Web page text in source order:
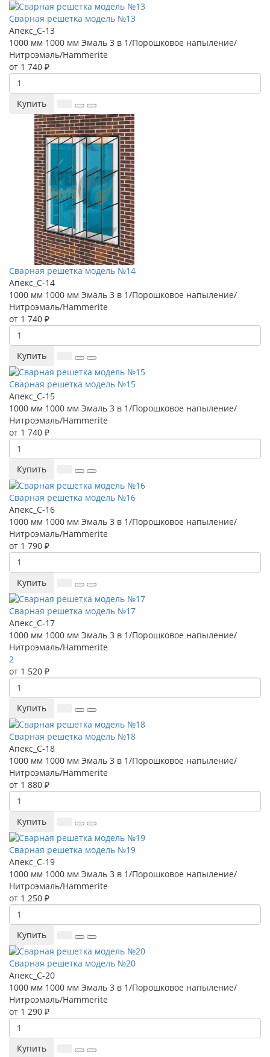
Сварная решетка модель №13
Апекс_С-13
1000 мм 1000 мм Эмаль 3 в 1/Порошковое напыление/
Нитроэмаль/Hammerite
от 1 740 ₽
Купить
Сварная решетка модель №14
Апекс_С-14
1000 мм 1000 мм Эмаль 3 в 1/Порошковое напыление/
Нитроэмаль/Hammerite
от 1 740 ₽
Купить
Сварная решетка модель №15
Апекс_С-15
1000 мм 1000 мм Эмаль 3 в 1/Порошковое напыление/
Нитроэмаль/Hammerite
от 1 740 ₽
Купить
Сварная решетка модель №16
Апекс_С-16
1000 мм 1000 мм Эмаль 3 в 1/Порошковое напыление/
Нитроэмаль/Hammerite
от 1 790 ₽
Купить
Сварная решетка модель №17
Апекс_С-17
1000 мм 1000 мм Эмаль 3 в 1/Порошковое напыление/
Нитроэмаль/Hammerite
2
от 1 520 ₽
Купить
Сварная решетка модель №18
Апекс_С-18
1000 мм 1000 мм Эмаль 3 в 1/Порошковое напыление/
Нитроэмаль/Hammerite
от 1 880 ₽
Купить
Сварная решетка модель №19
Апекс_С-19
1000 мм 1000 мм Эмаль 3 в 1/Порошковое напыление/
Нитроэмаль/Hammerite
от 1 250 ₽
Купить
Сварная решетка модель №20
Апекс_С-20
1000 мм 1000 мм Эмаль 3 в 1/Порошковое напыление/
Нитроэмаль/Hammerite
от 1 290 ₽
Купить